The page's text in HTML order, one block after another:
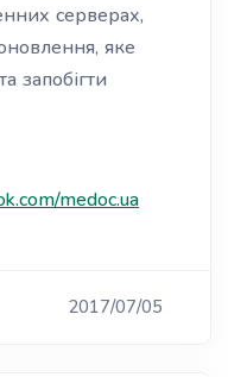
серверах,
яке
запобігти
medoc.ua
2017/07/05